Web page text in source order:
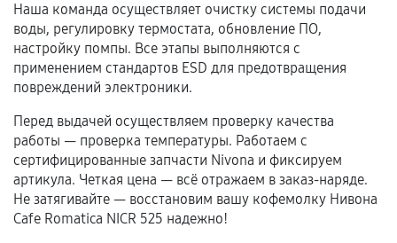
Программные сбои, если это не указано в
отдельных условиях.
Если комплектующие куплены
самостоятельно
Гарантия на выполненные работы может
сохраняться полностью или частично, если
соблюдены следующие условия:
Наша команда осуществляет очистку системы подачи
воды, регулировку термостата, обновление ПО,
настройку помпы. Все этапы выполняются с
применением стандартов ESD для предотвращения
повреждений электроники.
Перед выдачей осуществляем проверку качества
работы — проверка температуры. Работаем с
сертифицированные запчасти Nivona и фиксируем
артикула. Четкая цена — всё отражаем в заказ-наряде.
Не затягивайте — восстановим вашу кофемолку Нивона
Cafe Romatica NICR 525 надежно!